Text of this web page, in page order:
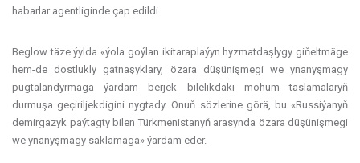
habarlar agentliginde çap edildi.
Beglow täze ýylda «ýola goýlan ikitaraplaýyn hyzmatdaşlygy giňeltmäge
hem-de dostlukly gatnaşyklary, özara düşünişmegi we ynanyşmagy
pugtalandyrmaga ýardam berjek bilelikdäki möhüm taslamalaryň
durmuşa geçiriljekdigini nygtady. Onuň sözlerine görä, bu «Russiýanyň
demirgazyk paýtagty bilen Türkmenistanyň arasynda özara düşünişmegi
we ynanyşmagy saklamaga» ýardam eder.